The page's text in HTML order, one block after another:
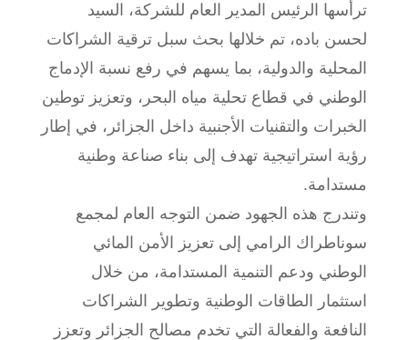
ترأسها الرئيس المدير العام للشركة، السيد
لحسن باده، تم خلالها بحث سبل ترقية الشراكات
المحلية والدولية، بما يسهم في رفع نسبة الإدماج
الوطني في قطاع تحلية مياه البحر، وتعزيز توطين
الخبرات والتقنيات الأجنبية داخل الجزائر، في إطار
رؤية استراتيجية تهدف إلى بناء صناعة وطنية
مستدامة.
وتندرج هذه الجهود ضمن التوجه العام لمجمع
سوناطراك الرامي إلى تعزيز الأمن المائي
الوطني ودعم التنمية المستدامة، من خلال
استثمار الطاقات الوطنية وتطوير الشراكات
النافعة والفعالة التي تخدم مصالح الجزائر وتعزز